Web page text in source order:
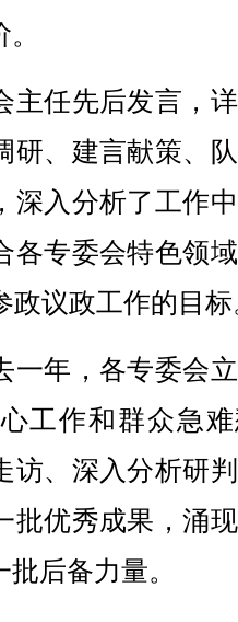
任先后发言，
研、建言献策、
深入分析了工作
各专委会特色领
政议政工作的目
年，各专委会
工作和群众急
访、深入分析研
批优秀成果，涌
后备力量。